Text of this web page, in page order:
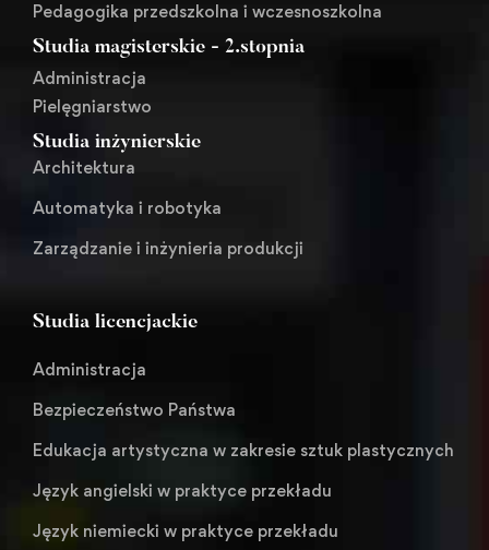
Pedagogika przedszkolna i wczesnoszkolna
Studia magisterskie - 2.stopnia
Administracja
Pielęgniarstwo
Studia inżynierskie
Architektura
Automatyka i robotyka
Zarządzanie i inżynieria produkcji
Studia licencjackie
Administracja
Bezpieczeństwo Państwa
Edukacja artystyczna w zakresie sztuk plastycznych
Język angielski w praktyce przekładu
Język niemiecki w praktyce przekładu